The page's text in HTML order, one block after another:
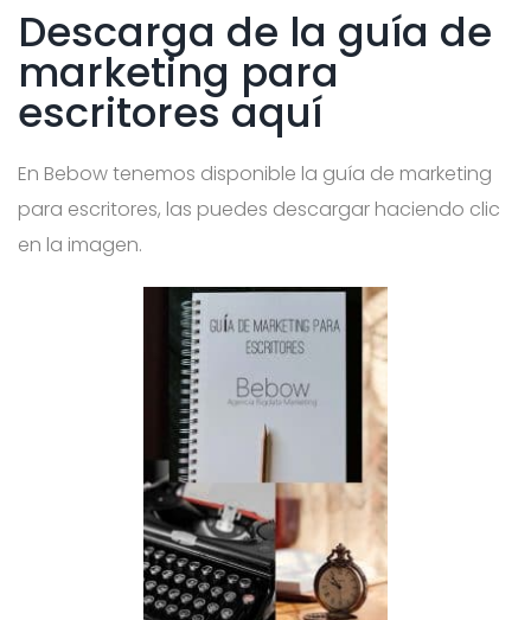
Descarga de la guía de
marketing para
escritores aquí
En Bebow tenemos disponible la guía de marketing
para escritores, las puedes descargar haciendo clic
en la imagen.